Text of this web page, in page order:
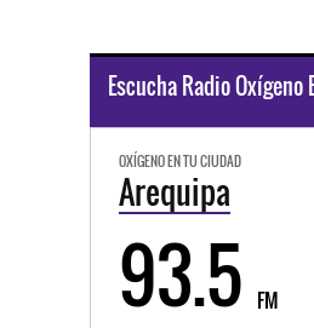
Escucha Radio Oxígeno
OXÍGENO EN TU CIUDAD
Arequipa
93.5 FM